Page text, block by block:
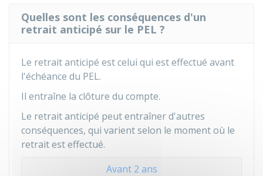
Quelles sont les conséquences d'un
retrait anticipé sur le PEL ?
Le retrait anticipé est celui qui est effectué avant
l'échéance du PEL.
Il entraîne la clôture du compte.
Le retrait anticipé peut entraîner d'autres
conséquences, qui varient selon le moment où le
retrait est effectué.
Avant 2 ans